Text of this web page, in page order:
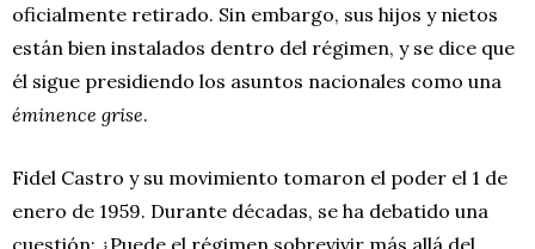
oficialmente retirado. Sin embargo, sus hijos y nietos
están bien instalados dentro del régimen, y se dice que
él sigue presidiendo los asuntos nacionales como una
éminence grise.
Fidel Castro y su movimiento tomaron el poder el 1 de
enero de 1959. Durante décadas, se ha debatido una
cuestión: ¿Puede el régimen sobrevivir más allá del